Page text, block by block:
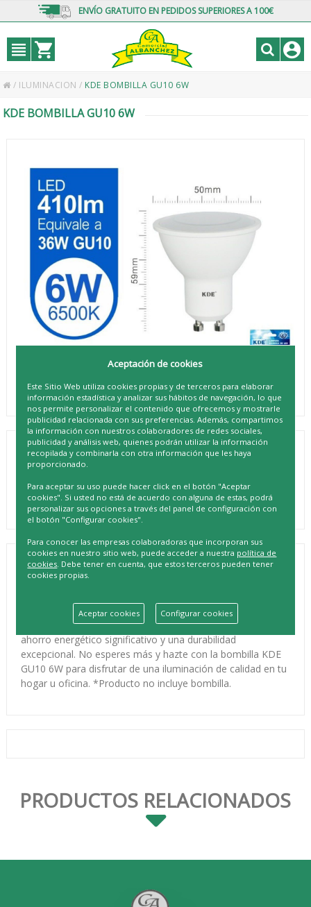
ENVÍO GRATUITO EN PEDIDOS SUPERIORES A 100€
/ ILUMINACION/ KDE BOMBILLA GU10 6W
KDE BOMBILLA GU10 6W
KDE BOMBILLA GU10 6W
DESCRIPCIÓN
¡Ilumina tus espacios con la eficiencia y estilo que ofrece la
de 6W, esta bombilla te brinda la luz perfecta para cualquier
ambiente. Además, su tecnología LED te garantiza un
ahorro energético significativo y una durabilidad
excepcional. No esperes más y hazte con la bombilla KDE
GU10 6W para disfrutar de una iluminación de calidad en tu
hogar u oficina. *Producto no incluye bombilla.
PRODUCTOS RELACIONADOS
Aceptación de cookies
Este Sitio Web utiliza cookies propias y de terceros para elaborar
información estadística y analizar sus hábitos de navegación, lo que
nos permite personalizar el contenido que ofrecemos y mostrarle
publicidad relacionada con sus preferencias. Además, compartimos
la información con nuestros colaboradores de redes sociales,
publicidad y análisis web, quienes podrán utilizar la información
recopilada y combinarla con otra información que les haya
proporcionado.
Para aceptar su uso puede hacer click en el botón "Aceptar
cookies". Si usted no está de acuerdo con alguna de estas, podrá
personalizar sus opciones a través del panel de configuración con
el botón "Configurar cookies".
Para conocer las empresas colaboradoras que incorporan sus
cookies en nuestro sitio web, puede acceder a nuestra política de
cookies. Debe tener en cuenta, que estos terceros pueden tener
cookies propias.
Aceptar cookies Configurar cookies